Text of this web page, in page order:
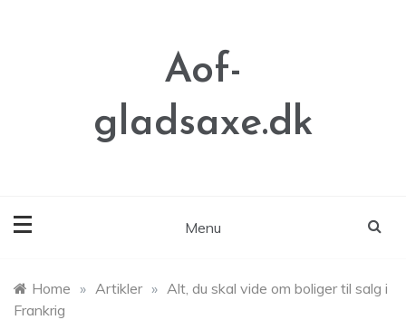
Aof-
gladsaxe.dk
Menu
Home » Artikler » Alt, du skal vide om boliger til salg i
Frankrig